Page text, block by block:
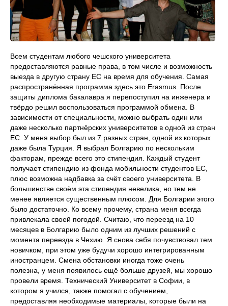
Всем студентам любого чешского университета
предоставляются равные права, в том числе и возможность
выезда в другую страну ЕС на время для обучения. Самая
распространённая программа здесь это Erasmus. После
защиты диплома бакалавра я перепоступил на инженера и
твёрдо решил воспользоваться программой обмена. В
зависимости от специальности, можно выбрать один или
даже несколько партнёрских университетов в одной из стран
ЕС. У меня выбор был из 7 разных стран, одной из которых
даже была Турция. Я выбрал Болгарию по нескольким
факторам, прежде всего это стипендия. Каждый студент
получает стипендию из фонда мобильности студентов ЕС,
плюс возможна надбавка за счёт своего университета. В
большинстве своём эта стипендия невелика, но тем не
менее является существенным плюсом. Для Болгарии этого
было достаточно. Ко всему прочему, страна меня всегда
привлекала своей погодой. Считаю, что переезд на 10
месяцев в Болгарию было одним из лучших решений с
момента переезда в Чехию. Я снова себя почувствовал тем
новичком, при этом уже будучи хорошо интегрированным
иностранцем. Смена обстановки иногда тоже очень
полезна, у меня появилось ещё больше друзей, мы хорошо
провели время. Технический Университет в Софии, в
котором я учился, также помогал с обучением,
предоставляя необходимые материалы, которые были на